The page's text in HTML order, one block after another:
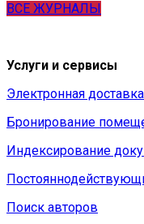
ВСЕ ЖУРНАЛЫ
Услуги и сервисы
Электронная
Бронирование
Индексирование
Поиск авторов